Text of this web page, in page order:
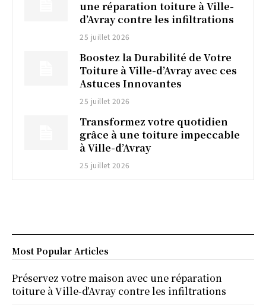
une réparation toiture à Ville-
d’Avray contre les infiltrations
25 juillet 2026
Boostez la Durabilité de Votre
Toiture à Ville-d’Avray avec ces
Astuces Innovantes
25 juillet 2026
Transformez votre quotidien
grâce à une toiture impeccable
à Ville-d’Avray
25 juillet 2026
Most Popular Articles
Préservez votre maison avec une réparation
toiture à Ville-d’Avray contre les infiltrations